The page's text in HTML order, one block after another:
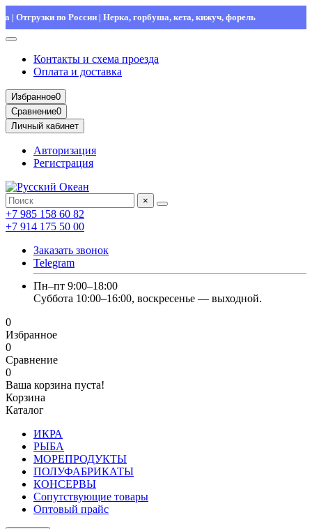
по России | Нерка, горбуша, кета, кижуч, форель
Контакты и схема проезда
Оплата и доставка
Избранное0
Сравнение0
Личный кабинет
Авторизация
Регистрация
×
+7 985 158 60 82
+7 914 175 50 00
Заказать звонок
Telegram
Пн–пт 9:00–18:00
Суббота 10:00–16:00, воскресенье — выходной.
0
Избранное
0
Сравнение
0
Ваша корзина пуста!
Корзина
Каталог
ИКРА
РЫБА
МОРЕПРОДУКТЫ
ПОЛУФАБРИКАТЫ
КОНСЕРВЫ
Сопутствующие товары
Оптовый прайс